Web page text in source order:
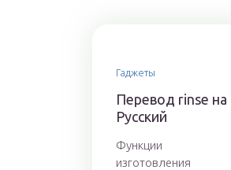
Гаджеты
Перевод rinse на
Русский
Функции
изготовления